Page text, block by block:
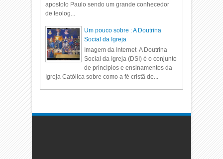
apostolo Paulo sendo um grande conhecedor
de teolog...
Um pouco sobre : A Doutrina
Social da Igreja
Imagem da Internet A Doutrina
Social da Igreja (DSI) é o conjunto
de princípios e ensinamentos da
Igreja Católica sobre como a fé cristã de...